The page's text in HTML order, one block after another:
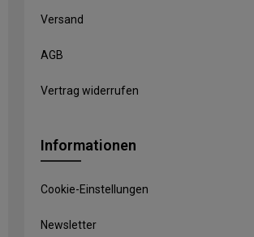
Versand
AGB
Vertrag widerrufen
Informationen
Cookie-Einstellungen
Newsletter